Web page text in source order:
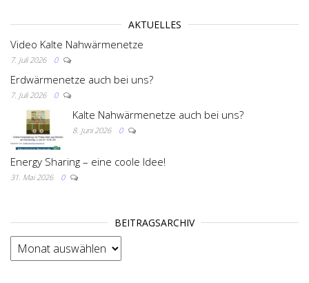
AKTUELLES
Video Kalte Nahwärmenetze
7. Juli 2026 0
Erdwärmenetze auch bei uns?
7. Juli 2026 0
Kalte Nahwärmenetze auch bei uns?
8. Juni 2026 0
Energy Sharing – eine coole Idee!
31. Mai 2026 0
BEITRAGSARCHIV
BEITRAGSARCHIV